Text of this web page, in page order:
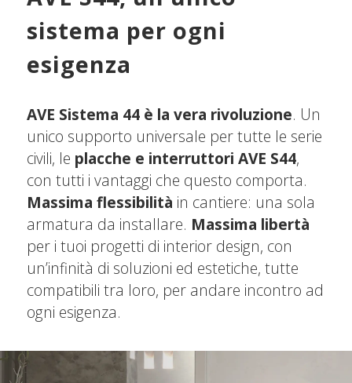
sistema per ogni
esigenza
AVE Sistema 44 è la vera rivoluzione. Un
unico supporto universale per tutte le serie
civili, le placche e interruttori AVE S44,
con tutti i vantaggi che questo comporta.
Massima flessibilità in cantiere: una sola
armatura da installare. Massima libertà
per i tuoi progetti di interior design, con
un’infinità di soluzioni ed estetiche, tutte
compatibili tra loro, per andare incontro ad
ogni esigenza.